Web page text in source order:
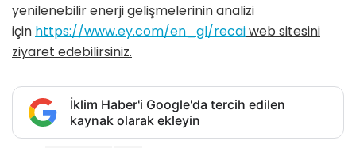
yenilenebilir enerji gelişmelerinin analizi
için https://www.ey.com/en_gl/recaiweb sitesini
ziyaret edebilirsiniz.
İklim Haber'i Google'da tercih edilen
kaynak olarak ekleyin